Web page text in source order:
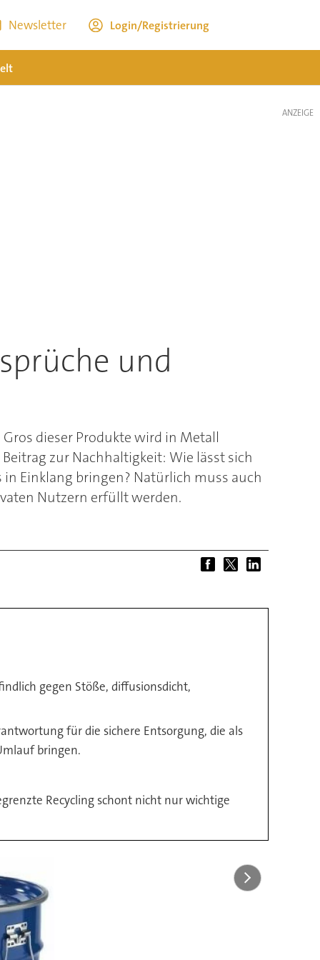
Newsletter Login/Registrierung
und
dieser Produkte wird in Metall
zur Nachhaltigkeit: Wie lässt sich
Einklang bringen? Natürlich muss auch
Nutzern erfüllt werden.
gegen Stöße, diffusionsdicht,
für die sichere Entsorgung, die als
bringen.
Recycling schont nicht nur wichtige
ANZEIGE